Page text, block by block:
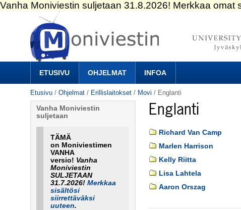
Siirry
sisältöön.
|
Siirry
navigointiin
ETUSIVU OHJELMAT INFOA
Etusivu /Ohjelmat / Erillislaitokset / Movi / Englanti
Englanti
Richard Van Camp
Marlen Harrison
Kelly Riitta
Lisa Lahtela
Aaron Orszag
Vanha Moniviestin
suljetaan
TÄMÄ
on Moniviestimen
VANHA
versio! Vanha
Moniviestin
SULJETAAN
31.7.2026! Merkkaa
sisältösi
siirrettäväksi
uuteen.